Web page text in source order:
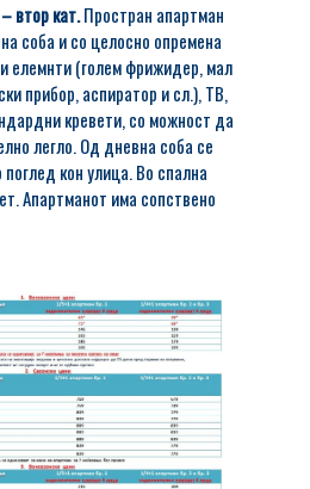
втор кат.Простран апартман
соба и со целосно опремена
елемнти (голем фрижидер, мал
прибор, аспиратор и сл.), ТВ,
кревети, со можност да
легло. Од дневна соба се
поглед кон улица. Во спална
Апартманот има сопствено